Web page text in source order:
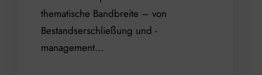
thematische Bandbreite – von
Bestandserschließung und -
management…